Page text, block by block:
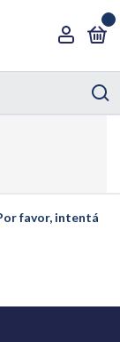
favor, intentá